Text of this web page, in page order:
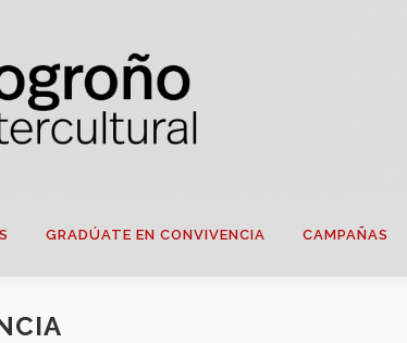
GRADÚATE EN CONVIVENCIA CAMPAÑAS